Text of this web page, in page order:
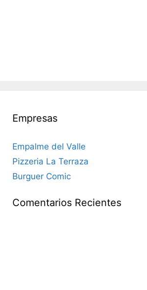
Empresas
Empalme del Valle
Pizzeria La Terraza
Burguer Comic
Comentarios Recientes